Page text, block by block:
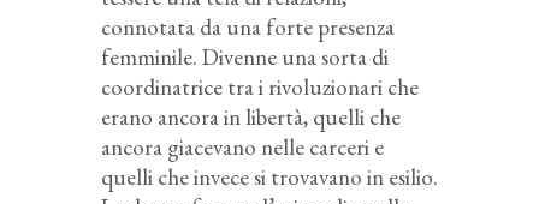
connotata da una forte presenza
femminile. Divenne una sorta di
coordinatrice tra i rivoluzionari che
erano ancora in libertà, quelli che
ancora giacevano nelle carceri e
quelli che invece si trovavano in esilio.